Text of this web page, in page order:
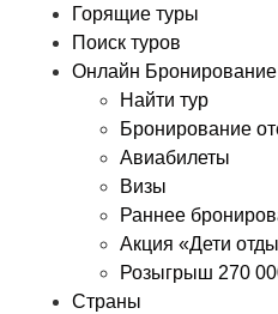
Горящие туры
Поиск туров
Онлайн Бронирование
Найти тур
Бронирование
Авиабилеты
Визы
Раннее
Акция «Дети
Розыгрыш 270
Страны